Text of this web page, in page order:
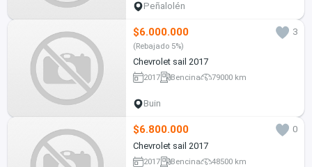
Peñalolén
$6.000.000 3
(Rebajado 5%)
Chevrolet sail 2017
2017 Bencina 79000 km
Buin
$6.800.000
0
Chevrolet sail 2017
2017 Bencina 48500 km